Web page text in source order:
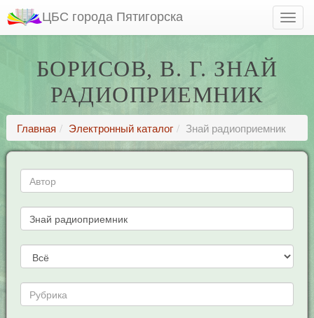
ЦБС города Пятигорска
БОРИСОВ, В. Г. ЗНАЙ
РАДИОПРИЕМНИК
Главная Электронный каталог Знай радиоприемник